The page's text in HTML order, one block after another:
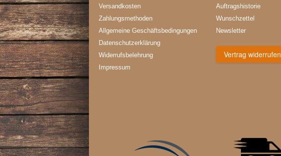
Versandkosten
Zahlungsmethoden
Allgemeine Geschäftsbedingungen
Datenschutzerklärung
Widerrufsbelehrung
Impressum
Auftragshistorie
Wunschzettel
Newsletter
Vertrag widerrufen